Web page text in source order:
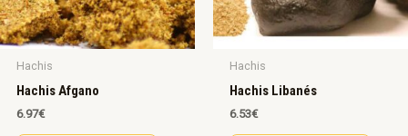
Hachis
Hachis Afgano
6.97€
Hachis
Hachis Libanés
6.53€